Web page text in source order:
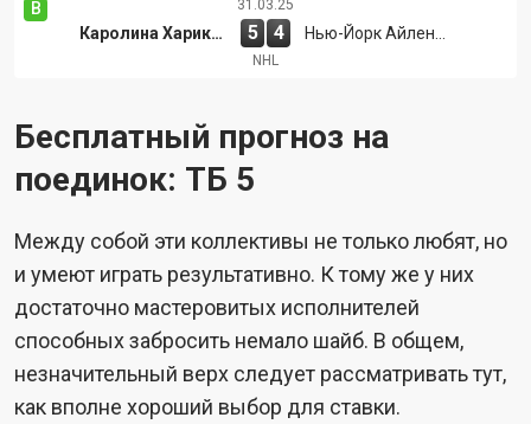
В 31.03.25
Каролина Харикейнс 5 4
NHL
Бесплатный прогноз на
поединок: ТБ 5
Между собой эти коллективы не только любят, но
и умеют играть результативно. К тому же у них
достаточно мастеровитых исполнителей
способных забросить немало шайб. В общем,
незначительный верх следует рассматривать тут,
как вполне хороший выбор для ставки.